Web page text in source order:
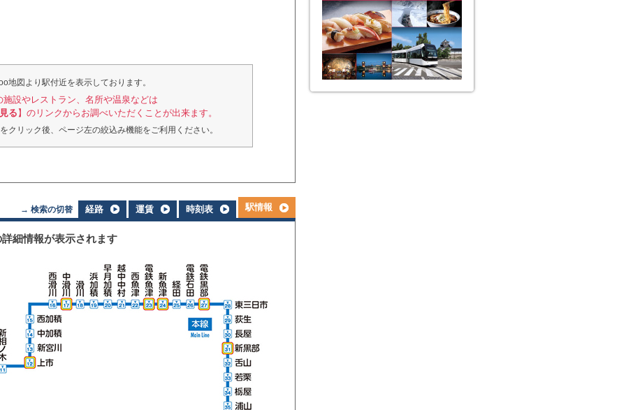
地図より駅付近を表示しております。
施設やレストラン、名所や温泉などは
る 】のリンクからお調べいただくことが出来ます。
クリック後、ページ左の絞込み機能をご利用ください。
駅情報
時刻表
運賃
経路
→ 検索の切替
細情報が表示されます